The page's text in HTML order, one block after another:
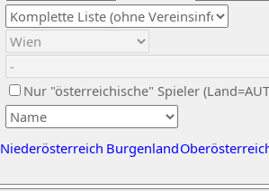
Nur "österreichische" Spieler
Niederösterreich Burgenland